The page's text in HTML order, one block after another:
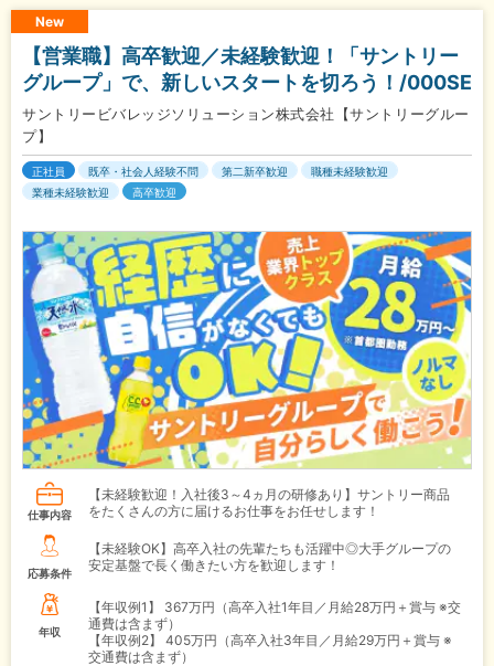
New
【営業職】高卒歓迎／未経験歓迎！「サントリー
グループ」で、新しいスタートを切ろう！/000SE
サントリービバレッジソリューション株式会社【サントリーグルー
プ】
正社員 既卒・社会人経験不問 第二新卒歓迎
職種未経験歓迎
業種未経験歓迎
高卒歓迎
仕事内容
【未経験歓迎！入社後3～4ヵ月の研修あり】サントリー商品
をたくさんの方に届けるお仕事をお任せします！
応募条件
【未経験OK】高卒入社の先輩たちも活躍中◎大手グループの
安定基盤で長く働きたい方を歓迎します！
年収
【年収例1】
367万円（高卒入社1年目／月給28万円＋賞与 ※交
通費は含まず）
【年収例2】
405万円（高卒入社3年目／月給29万円＋賞与 ※
交通費は含まず）